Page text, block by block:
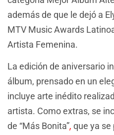
además de que le dejó a
MTV Music Awards
Artista Femenina.
La edición de aniversario
álbum, prensado en un
incluye arte inédito
artista. Como extras, se
de “Más Bonita”, que ya se